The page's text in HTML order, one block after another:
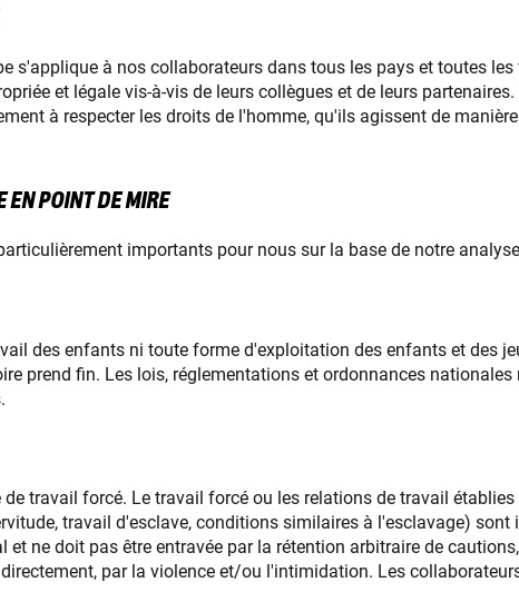
s'applique à nos collaborateurs dans tous les pays et toutes
et légale vis-à-vis de leurs collègues et de leurs
à respecter les droits de l'homme, qu'ils agissent de
EN POINT DE MIRE
importants pour nous sur la base de notre
des enfants ni toute forme d'exploitation des enfants et des
prend fin. Les lois, réglementations et ordonnances
travail forcé. Le travail forcé ou les relations de travail
travail d'esclave, conditions similaires à l'esclavage)
et ne doit pas être entravée par la rétention arbitraire de
par la violence et/ou l'intimidation. Les